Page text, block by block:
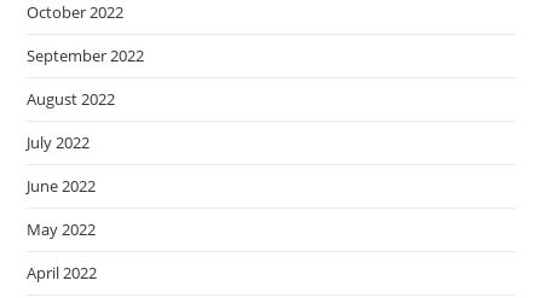
October 2022
September 2022
August 2022
July 2022
June 2022
May 2022
April 2022